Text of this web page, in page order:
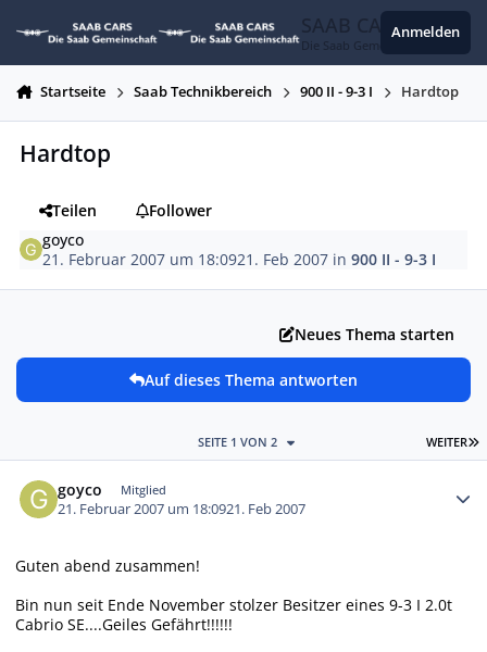
SAAB CARS
Die Saab Gemeinschaft
Anmelden
Startseite Saab Technikbereich 900 II - 9-3 I Hardtop
Hardtop
Teilen
Follower
goyco
21. Februar 2007 um 18:0921. Feb 2007 in900 II - 9-3 I
Neues Thema starten
Auf dieses Thema antworten
WEITER
SEITE 1 VON 2
goyco Mitglied
21. Februar 2007 um 18:0921. Feb 2007
Guten abend zusammen!
Bin nun seit Ende November stolzer Besitzer eines 9-3 I 2.0t
Cabrio SE....Geiles Gefährt!!!!!!